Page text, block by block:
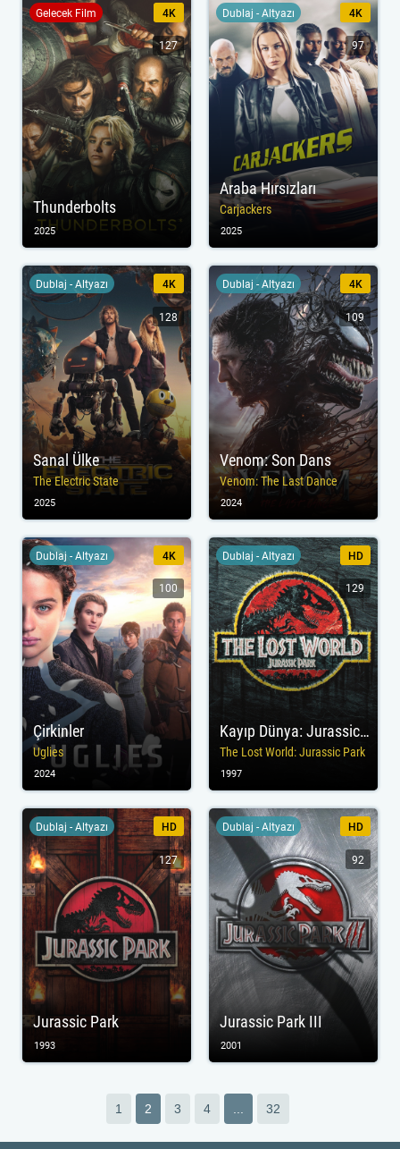
Thunderbolts
Gelecek Film 4K
127
2025
Araba Hırsızları
Carjackers
Dublaj - Altyazı 4K
97
2025
Sanal Ülke
The Electric State
Dublaj - Altyazı 4K
128
2025
Venom: Son Dans
Venom: The Last Dance
Dublaj - Altyazı 4K
109
2024
Çirkinler
Uglies
Dublaj - Altyazı 4K
100
2024
Kayıp Dünya: Jurassic Park
The Lost World: Jurassic Park
Dublaj - Altyazı HD
129
1997
Jurassic Park
Dublaj - Altyazı HD
127
1993
Jurassic Park III
Dublaj - Altyazı HD
92
2001
1 2 3 4 32